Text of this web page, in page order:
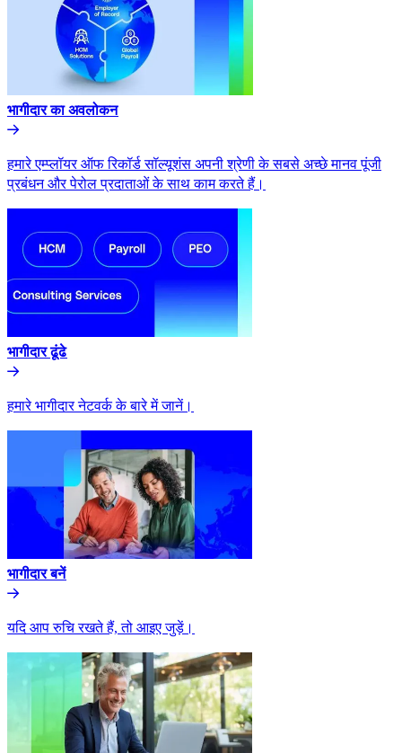
भागीदार का अवलोकन​​
हमारे एम्प्लॉयर ऑफ रिकॉर्ड सॉल्यूशंस अपनी श्रेणी के सबसे अच्छे मानव पूंजी
प्रबंधन और पेरोल प्रदाताओं के साथ काम करते हैं।​​
भागीदार ढूंढे​​
हमारे भागीदार नेटवर्क के बारे में जानें।​​
भागीदार बनें​​
यदि आप रुचि रखते हैं, तो आइए जुड़ें।​​